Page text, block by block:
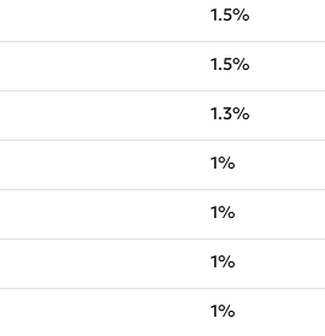
1.5%
1.5%
1.3%
1%
1%
1%
1%